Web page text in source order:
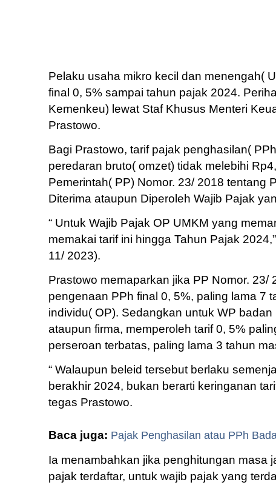
Pelaku usaha mikro kecil dan menengah(
final 0, 5% sampai tahun pajak 2024.
Kemenkeu) lewat Staf Khusus Menteri
Prastowo.
Bagi Prastowo, tarif pajak penghasilan(
peredaran bruto( omzet) tidak melebihi
Pemerintah( PP) Nomor. 23/ 2018 tentang
Diterima ataupun Diperoleh Wajib Pajak
“ Untuk Wajib Pajak OP UMKM yang
memakai tarif ini hingga Tahun Pajak
11/ 2023).
Prastowo memaparkan jika PP Nomor.
pengenaan PPh final 0, 5%, paling lama 7
individu( OP). Sedangkan untuk WP
ataupun firma, memperoleh tarif 0, 5%
perseroan terbatas, paling lama 3 tahun
“ Walaupun beleid tersebut berlaku
berakhir 2024, bukan berarti keringanan
tegas Prastowo.
Baca juga: Pajak Penghasilan atau PPh
Ia menambahkan jika penghitungan masa
pajak terdaftar, untuk wajib pajak yang